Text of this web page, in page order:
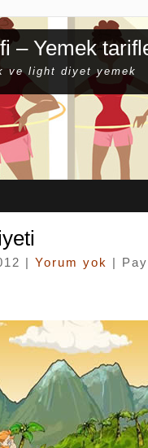
– Yemek
ve light diyet yemek
| Yorum yok
|